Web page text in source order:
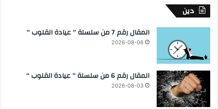
دين
المقال رقم 7 من سلسلة ” عيادة القلوب “
2026-08-06
المقال رقم 6 من سلسلة ” عيادة القلوب “
2026-08-03